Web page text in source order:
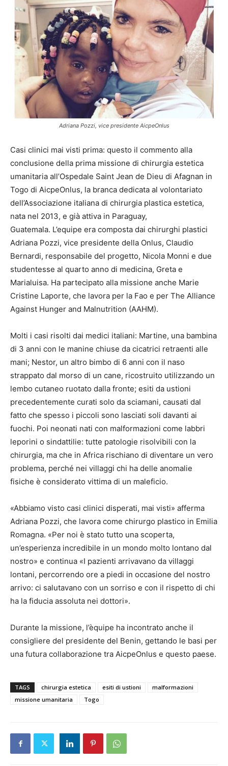
Adriana Pozzi, vice presidente AicpeOnlus
Casi clinici mai visti prima: questo il commento alla
conclusione della prima missione di chirurgia estetica
umanitaria all’Ospedale Saint Jean de Dieu di Afagnan in
Togo di AicpeOnlus, la branca dedicata al volontariato
dell’Associazione italiana di chirurgia plastica estetica,
nata nel 2013, e già attiva in Paraguay,
Guatemala. L’equipe era composta dai chirurghi plastici
Adriana Pozzi, vice presidente della Onlus, Claudio
Bernardi, responsabile del progetto, Nicola Monni e due
studentesse al quarto anno di medicina, Greta e
Marialuisa. Ha partecipato alla missione anche Marie
Cristine Laporte, che lavora per la Fao e per The Alliance
Against Hunger and Malnutrition (AAHM).
Molti i casi risolti dai medici italiani: Martine, una bambina
di 3 anni con le manine chiuse da cicatrici retraenti alle
mani; Nestor, un altro bimbo di 6 anni con il naso
strappato dal morso di un cane, ricostruito utilizzando un
lembo cutaneo ruotato dalla fronte; esiti da ustioni
precedentemente curati solo da sciamani, causati dal
fatto che spesso i piccoli sono lasciati soli davanti ai
fuochi. Poi neonati nati con malformazioni come labbri
leporini o sindattilie: tutte patologie risolvibili con la
chirurgia, ma che in Africa rischiano di diventare un vero
problema, perché nei villaggi chi ha delle anomalie
fisiche è considerato vittima di un maleficio.
«Abbiamo visto casi clinici disperati, mai visti» afferma
Adriana Pozzi, che lavora come chirurgo plastico in Emilia
Romagna. «Per noi è stato tutto una scoperta,
un’esperienza incredibile in un mondo molto lontano dal
nostro» e continua «I pazienti arrivavano da villaggi
lontani, percorrendo ore a piedi in occasione del nostro
arrivo: ci salutavano con un sorriso e con il rispetto di chi
ha la fiducia assoluta nei dottori».
Durante la missione, l’èquipe ha incontrato anche il
consigliere del presidente del Benin, gettando le basi per
una futura collaborazione tra AicpeOnlus e questo paese.
TAGS chirurgia estetica esiti di ustioni
malformazioni
missione umanitaria
Togo